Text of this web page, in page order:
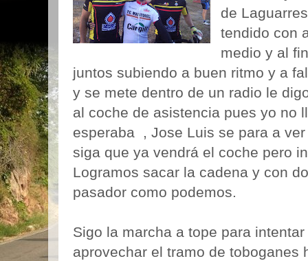
de
tendido con
medio y al
juntos subiendo a buen ritmo y a
y se mete dentro de un radio le
al coche de asistencia pues yo no
esperaba , Jose Luis se para a
siga que ya vendrá el coche pero
Logramos sacar la cadena y con
pasador como podemos.
Sigo la marcha a tope para
aprovechar el tramo de toboganes